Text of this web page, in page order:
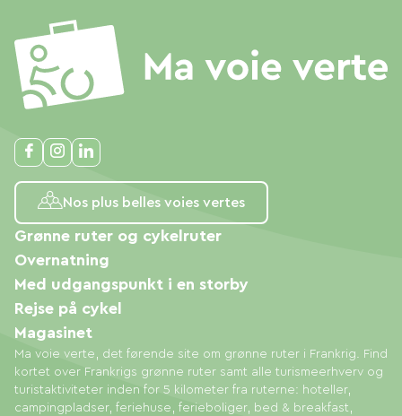
Nos plus belles voies vertes
Ma voie verte, det førende site om grønne ruter i Frankrig. Find
kortet over Frankrigs grønne ruter samt alle turismeerhverv og
turistaktiviteter inden for 5 kilometer fra ruterne: hoteller,
campingpladser, feriehuse, ferieboliger, bed & breakfast,
Grønne ruter og cykelruter
Overnatning
Med udgangspunkt i en storby
Rejse på cykel
Magasinet